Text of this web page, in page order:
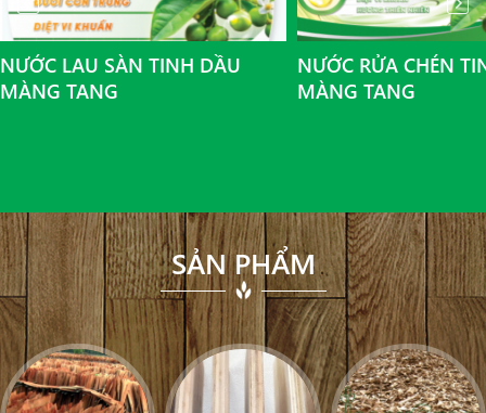
NƯỚC LAU SÀN TINH DẦU
MÀNG TANG
NƯỚC RỬA CHÉN
MÀNG TANG
SẢN PHẨM